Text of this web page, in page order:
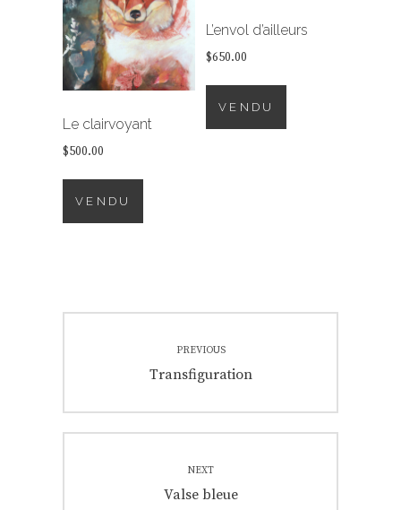
Le clairvoyant
$500.00
VENDU
L’envol d’ailleurs
$650.00
VENDU
l'article
PREVIOUS
Previous
Transfiguration
NEXT
Next
Valse bleue